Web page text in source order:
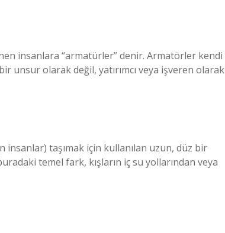
insanlara “armatürler” denir. Armatörler kendi
unsur olarak değil, yatırımcı veya işveren olarak
insanlar) taşımak için kullanılan uzun, düz bir
temel fark, kışların iç su yollarından veya